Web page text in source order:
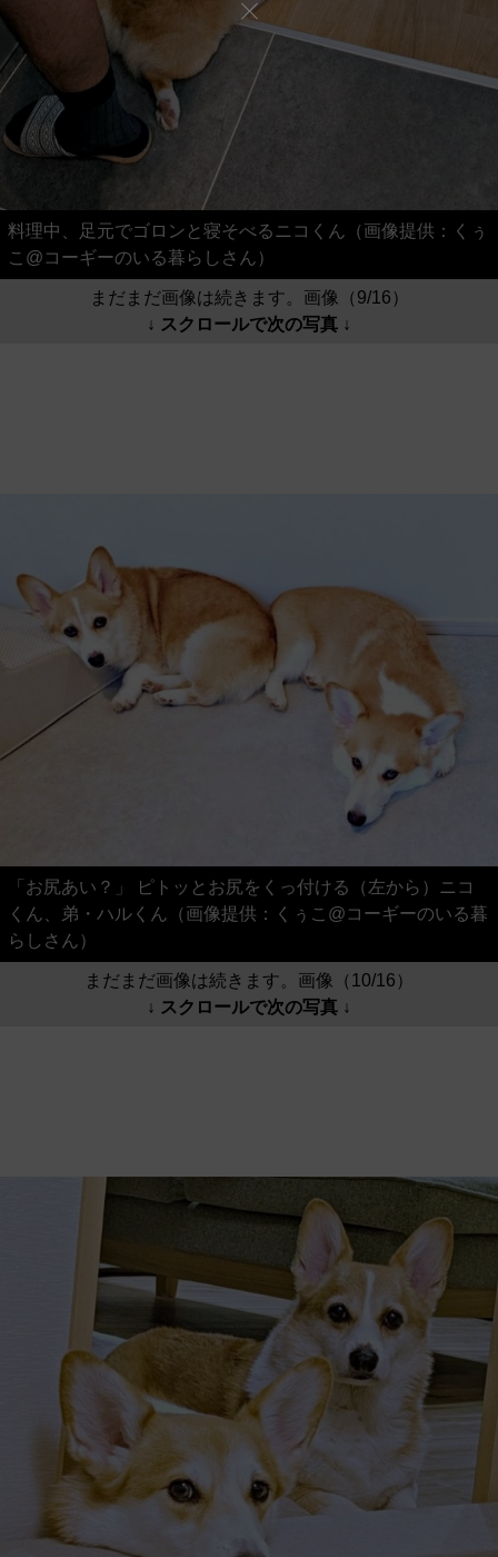
料理中、足元でゴロンと寝そべるニコくん（画像提供：くぅ
こ@コーギーのいる暮らしさん）
まだまだ画像は続きます。画像（9/16）
↓ スクロールで次の写真 ↓
「お尻あい？」 ピトッとお尻をくっ付ける（左から）ニコ
くん、弟・ハルくん（画像提供：くぅこ@コーギーのいる暮
らしさん）
まだまだ画像は続きます。画像（10/16）
↓ スクロールで次の写真 ↓